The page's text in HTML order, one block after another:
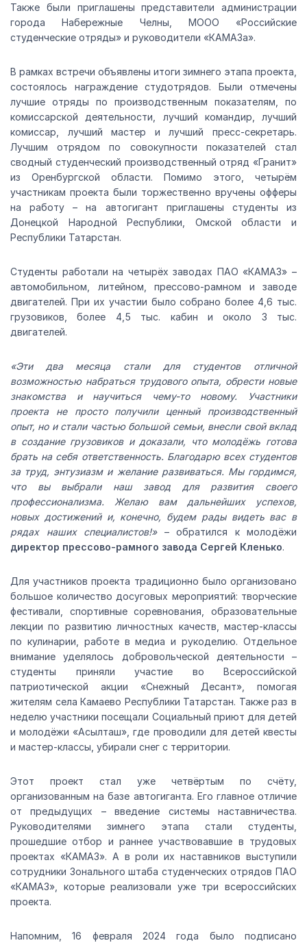
Также были приглашены представители администрации
города Набережные Челны, МООО «Российские
студенческие отряды» и руководители «КАМАЗа».
В рамках встречи объявлены итоги зимнего этапа проекта,
состоялось награждение студотрядов. Были отмечены
лучшие отряды по производственным показателям, по
комиссарской деятельности, лучший командир, лучший
комиссар, лучший мастер и лучший пресс-секретарь.
Лучшим отрядом по совокупности показателей стал
сводный студенческий производственный отряд «Гранит»
из Оренбургской области. Помимо этого, четырём
участникам проекта были торжественно вручены офферы
на работу – на автогигант приглашены студенты из
Донецкой Народной Республики, Омской области и
Республики Татарстан.
Студенты работали на четырёх заводах ПАО «КАМАЗ» –
автомобильном, литейном, прессово-рамном и заводе
двигателей. При их участии было собрано более 4,6 тыс.
грузовиков, более 4,5 тыс. кабин и около 3 тыс.
двигателей.
«Эти два месяца стали для студентов отличной
возможностью набраться трудового опыта, обрести новые
знакомства и научиться чему-то новому. Участники
проекта не просто получили ценный производственный
опыт, но и стали частью большой семьи, внесли свой вклад
в создание грузовиков и доказали, что молодёжь готова
брать на себя ответственность. Благодарю всех студентов
за труд, энтузиазм и желание развиваться. Мы гордимся,
что вы выбрали наш завод для развития своего
профессионализма. Желаю вам дальнейших успехов,
новых достижений и, конечно, будем рады видеть вас в
рядах наших специалистов!»– обратился к молодёжи
директор прессово-рамного завода Сергей Кленько.
Для участников проекта традиционно было организовано
большое количество досуговых мероприятий: творческие
фестивали, спортивные соревнования, образовательные
лекции по развитию личностных качеств, мастер-классы
по кулинарии, работе в медиа и рукоделию. Отдельное
внимание уделялось добровольческой деятельности –
студенты приняли участие во Всероссийской
патриотической акции «Снежный Десант», помогая
жителям села Камаево Республики Татарстан. Также раз в
неделю участники посещали Социальный приют для детей
и молодёжи «Асылташ», где проводили для детей квесты
и мастер-классы, убирали снег с территории.
Этот проект стал уже четвёртым по счёту,
организованным на базе автогиганта. Его главное отличие
от предыдущих – введение системы наставничества.
Руководителями зимнего этапа стали студенты,
прошедшие отбор и раннее участвовавшие в трудовых
проектах «КАМАЗ». А в роли их наставников выступили
сотрудники Зонального штаба студенческих отрядов ПАО
«КАМАЗ», которые реализовали уже три всероссийских
проекта.
Напомним, 16 февраля 2024 года было подписано